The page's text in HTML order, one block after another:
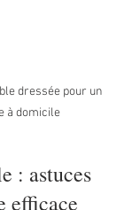
dressée pour un
à domicile
: astuces
efficace